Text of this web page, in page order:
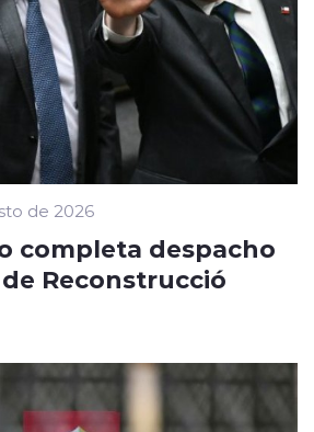
de 2026
completa despacho
Reconstrucció